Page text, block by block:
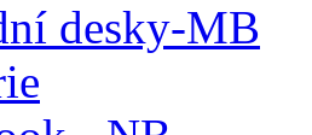
desky-MB